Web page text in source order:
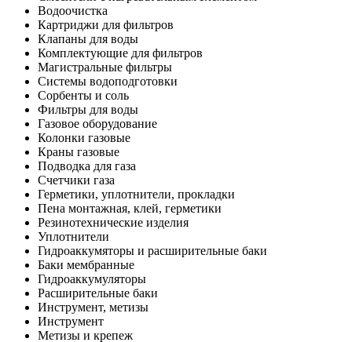
Водоочистка
Картриджи для фильтров
Клапаны для воды
Комплектующие для фильтров
Магистральные фильтры
Системы водоподготовки
Сорбенты и соль
Фильтры для воды
Газовое оборудование
Колонки газовые
Краны газовые
Подводка для газа
Счетчики газа
Герметики, уплотнители, прокладки
Пена монтажная, клей, герметики
Резинотехнические изделия
Уплотнители
Гидроаккумяторы и расширительные баки
Баки мембранные
Гидроаккумуляторы
Расширительные баки
Инструмент, метизы
Инструмент
Метизы и крепеж